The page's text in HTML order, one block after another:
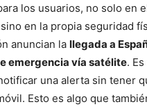
los usuarios, no solo en
en la propia seguridad
anuncian la llegada a
emergencia vía satélite.
una alerta sin tener
Esto es algo que